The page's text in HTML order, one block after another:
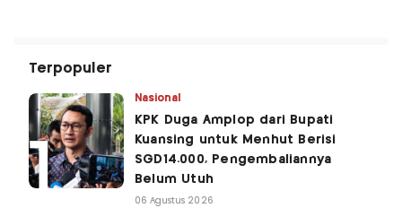
Terpopuler
Nasional
KPK Duga Amplop dari Bupati
Kuansing untuk Menhut Berisi
SGD14.000, Pengembaliannya
Belum Utuh
06 Agustus 2026